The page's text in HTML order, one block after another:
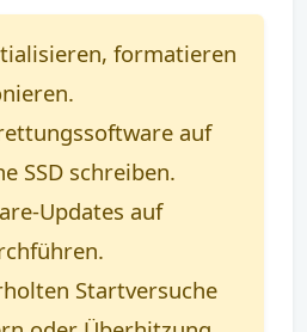
formatieren
auf
SSD schreiben.
Updates auf
Startversuche